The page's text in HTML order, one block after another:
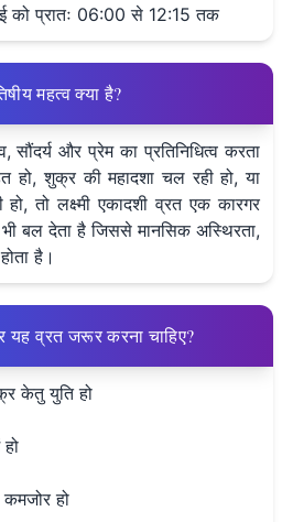
को प्रातः 06:00 से 12:15 तक
महत्व क्या है?
और प्रेम का प्रतिनिधित्व करता
हो, शुक्र की महादशा चल रही हो, या
हो, तो लक्ष्मी एकादशी व्रत एक कारगर
बल देता है जिससे मानसिक अस्थिरता,
है।
यह व्रत जरूर करना चाहिए?
केतु युति हो
कमजोर हो